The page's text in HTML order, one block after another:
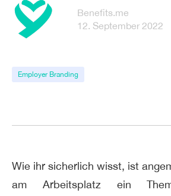
Benefits.me
12. September 2022
Employer Branding
Wie ihr sicherlich wisst, ist
am Arbeitsplatz ein